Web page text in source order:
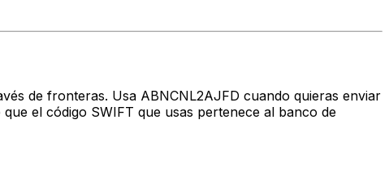
de fronteras. Usa ABNCNL2AJFD cuando quieras enviar
el código SWIFT que usas pertenece al banco de